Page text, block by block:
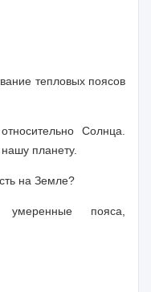
тепловых поясов
Солнца.
планету.
на Земле?
пояса,